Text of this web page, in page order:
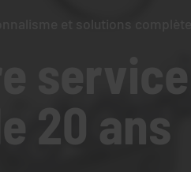
et solutions complètes
service
20 ans